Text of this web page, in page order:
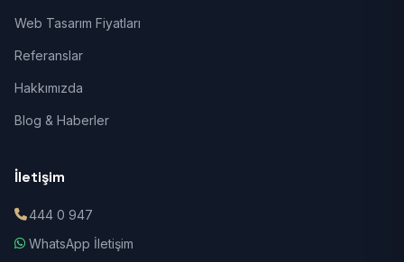
Web Tasarım Fiyatları
Referanslar
Hakkımızda
Blog & Haberler
İletişim
444 0 947
WhatsApp İletişim